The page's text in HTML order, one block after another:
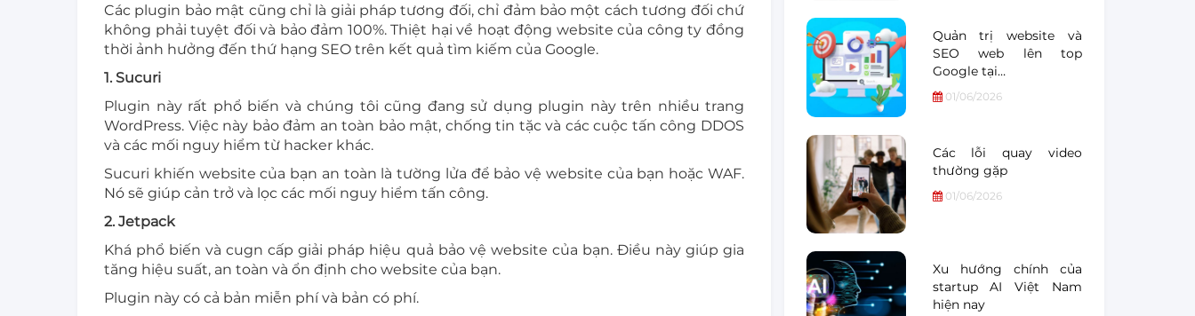
Các plugin bảo mật cũng chỉ là giải pháp tương đối, chỉ đảm bảo một cách tương đối chứ
không phải tuyệt đối và bảo đảm 100%. Thiệt hại về hoạt động website của công ty đồng
thời ảnh hưởng đến thứ hạng SEO trên kết quả tìm kiếm của Google.
1. Sucuri
Plugin này rất phổ biến và chúng tôi cũng đang sử dụng plugin này trên nhiều trang
WordPress. Việc này bảo đảm an toàn bảo mật, chống tin tặc và các cuộc tấn công DDOS
và các mối nguy hiểm từ hacker khác.
Sucuri khiến website của bạn an toàn là tường lửa để bảo vệ website của bạn hoặc WAF.
Nó sẽ giúp cản trở và lọc các mối nguy hiểm tấn công.
2. Jetpack
Khá phổ biến và cugn cấp giải pháp hiệu quả bảo vệ website của bạn. Điều này giúp gia
tăng hiệu suất, an toàn và ổn định cho website của bạn.
Plugin này có cả bản miễn phí và bản có phí.
Quản trị website và
SEO web lên top
Google tại…
01/06/2026
Các lỗi quay video
thường gặp
01/06/2026
Xu hướng chính của
startup AI Việt Nam
hiện nay